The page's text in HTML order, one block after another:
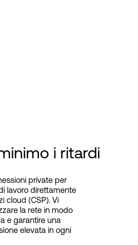
i ritardi
private per
lavoro direttamente
cloud (CSP). Vi
la rete in modo
e garantire una
elevata in ogni